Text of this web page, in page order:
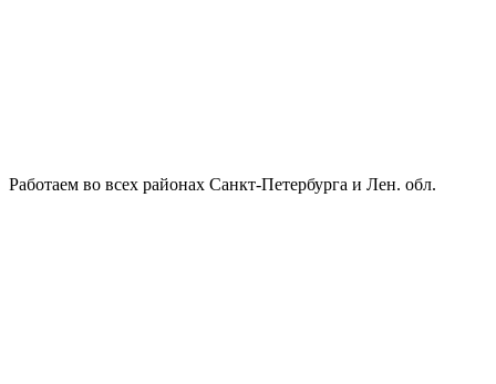
Работаем во всех районах Санкт-Петербурга и Лен. обл.